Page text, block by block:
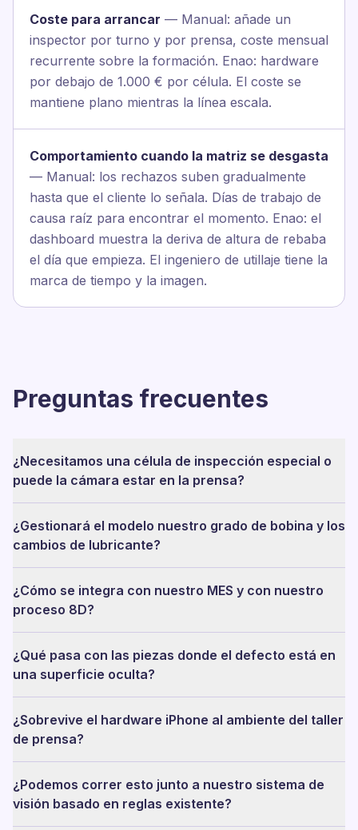
Coste para arrancar — Manual: añade un
inspector por turno y por prensa, coste mensual
recurrente sobre la formación. Enao: hardware
por debajo de 1.000 € por célula. El coste se
mantiene plano mientras la línea escala.
Comportamiento cuando la matriz se desgasta
— Manual: los rechazos suben gradualmente
hasta que el cliente lo señala. Días de trabajo de
causa raíz para encontrar el momento. Enao: el
dashboard muestra la deriva de altura de rebaba
el día que empieza. El ingeniero de utillaje tiene la
marca de tiempo y la imagen.
Preguntas frecuentes
¿Necesitamos una célula de inspección especial o
puede la cámara estar en la prensa?
¿Gestionará el modelo nuestro grado de bobina y los
cambios de lubricante?
¿Cómo se integra con nuestro MES y con nuestro
proceso 8D?
¿Qué pasa con las piezas donde el defecto está en
una superficie oculta?
¿Sobrevive el hardware iPhone al ambiente del taller
de prensa?
¿Podemos correr esto junto a nuestro sistema de
visión basado en reglas existente?